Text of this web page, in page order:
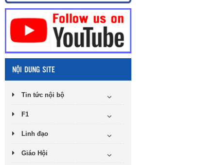
NỘI DUNG SITE
Tin tức nội bộ
F1
Linh đạo
Giáo Hội